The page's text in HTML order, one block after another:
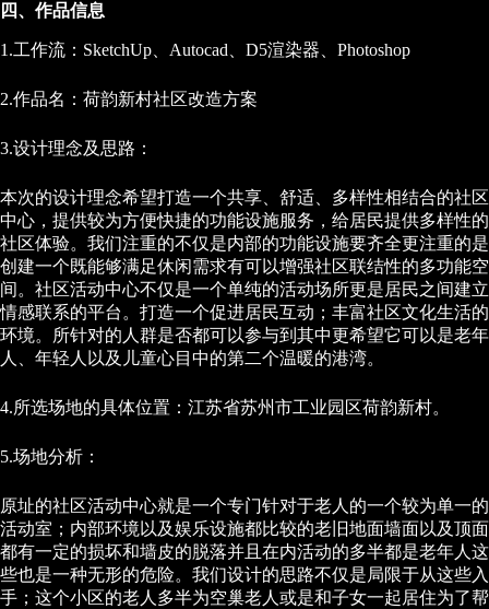
四、作品信息
1.工作流：SketchUp、Autocad、D5渲染器、Photoshop
2.作品名：荷韵新村社区改造方案
3.设计理念及思路：
本次的设计理念希望打造一个共享、舒适、多样性相结合的社区
中心，提供较为方便快捷的功能设施服务，给居民提供多样性的
社区体验。我们注重的不仅是内部的功能设施要齐全更注重的是
创建一个既能够满足休闲需求有可以增强社区联结性的多功能空
间。社区活动中心不仅是一个单纯的活动场所更是居民之间建立
情感联系的平台。打造一个促进居民互动；丰富社区文化生活的
环境。所针对的人群是否都可以参与到其中更希望它可以是老年
人、年轻人以及儿童心目中的第二个温暖的港湾。
4.所选场地的具体位置：江苏省苏州市工业园区荷韵新村。
5.场地分析：
原址的社区活动中心就是一个专门针对于老人的一个较为单一的
活动室；内部环境以及娱乐设施都比较的老旧地面墙面以及顶面
都有一定的损坏和墙皮的脱落并且在内活动的多半都是老年人这
些也是一种无形的危险。我们设计的思路不仅是局限于从这些入
手；这个小区的老人多半为空巢老人或是和子女一起居住为了帮